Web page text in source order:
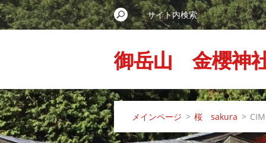
御岳山 金櫻神
メインページ > 桜 sakura >